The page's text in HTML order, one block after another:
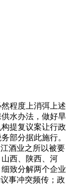
程度上消弭上述
水办法，做好旱
提复议案让行政
部分据此施行。
酒业之所以被要
西、陕西、河
致分解两个企业
事冲突频传；政